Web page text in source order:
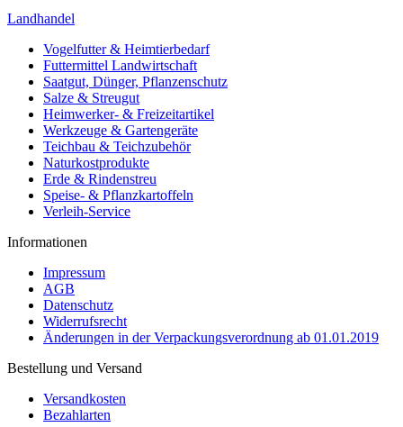
Landhandel
Vogelfutter & Heimtierbedarf
Futtermittel Landwirtschaft
Saatgut, Dünger, Pflanzenschutz
Salze & Streugut
Heimwerker- & Freizeitartikel
Werkzeuge & Gartengeräte
Teichbau & Teichzubehör
Naturkostprodukte
Erde & Rindenstreu
Speise- & Pflanzkartoffeln
Verleih-Service
Informationen
Impressum
AGB
Datenschutz
Widerrufsrecht
Änderungen in der Verpackungsverordnung ab 01.01.2019
Bestellung und Versand
Versandkosten
Bezahlarten